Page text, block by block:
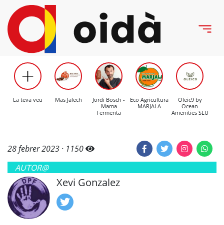
La teva veu Mas Jalech
Jordi Bosch -
Mama
Fermenta
Eco Agricultura
MARJALA
Oleic9 by
Ocean
Amenities SLU
28 febrer 2023 · 1150
AUTOR@
Xevi Gonzalez